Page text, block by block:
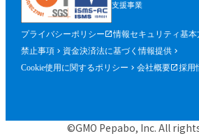
支援事業
プライバシーポリシー 情報セキュリティ基本
禁止事項
資金決済法に基づく情報提供
Cookie使用に関するポリシー
会社概要 採用
©GMO Pepabo, Inc. All